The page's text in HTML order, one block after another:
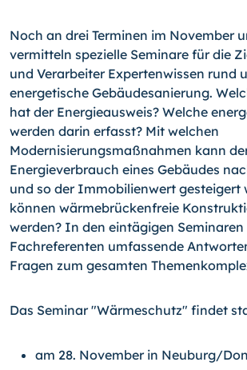
Noch an drei Terminen im November
vermitteln spezielle Seminare für die
und Verarbeiter Expertenwissen rund
energetische Gebäudesanierung.
hat der Energieausweis? Welche
werden darin erfasst? Mit welchen
Modernisierungsmaßnahmen kann
Energieverbrauch eines Gebäudes
und so der Immobilienwert gesteigert
können wärmebrückenfreie
werden? In den eintägigen Seminaren
Fachreferenten umfassende
Fragen zum gesamten
Das Seminar "Wärmeschutz" findet
am 28. November in Neuburg/